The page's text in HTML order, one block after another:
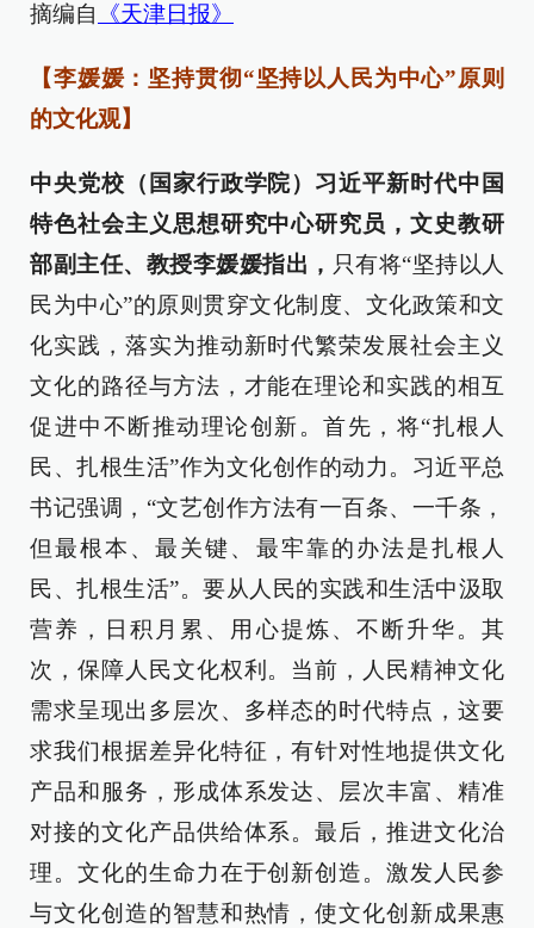
摘编自 《天津日报》
【李媛媛：坚持贯彻“坚持以人民为中心”原则
的文化观】
中央党校（国家行政学院）习近平新时代中国
特色社会主义思想研究中心研究员，文史教研
部副主任、教授李媛媛指出， 只有将“坚持以人
民为中心”的原则贯穿文化制度、文化政策和文
化实践，落实为推动新时代繁荣发展社会主义
文化的路径与方法，才能在理论和实践的相互
促进中不断推动理论创新。首先，将“扎根人
民、扎根生活”作为文化创作的动力。习近平总
书记强调，“文艺创作方法有一百条、一千条，
但最根本、最关键、最牢靠的办法是扎根人
民、扎根生活”。要从人民的实践和生活中汲取
营养，日积月累、用心提炼、不断升华。其
次，保障人民文化权利。当前，人民精神文化
需求呈现出多层次、多样态的时代特点，这要
求我们根据差异化特征，有针对性地提供文化
产品和服务，形成体系发达、层次丰富、精准
对接的文化产品供给体系。最后，推进文化治
理。文化的生命力在于创新创造。激发人民参
与文化创造的智慧和热情，使文化创新成果惠